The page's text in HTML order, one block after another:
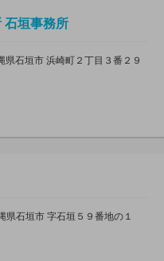
石垣事務所
石垣市 浜崎町２丁目３番２９
石垣市 字石垣５９番地の１